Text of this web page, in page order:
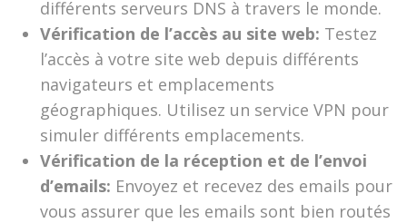
différents serveurs DNS à travers le monde.
Vérification de l’accès au site web: Testez
l’accès à votre site web depuis différents
navigateurs et emplacements
géographiques. Utilisez un service VPN pour
simuler différents emplacements.
Vérification de la réception et de l’envoi
d’emails: Envoyez et recevez des emails pour
vous assurer que les emails sont bien routés